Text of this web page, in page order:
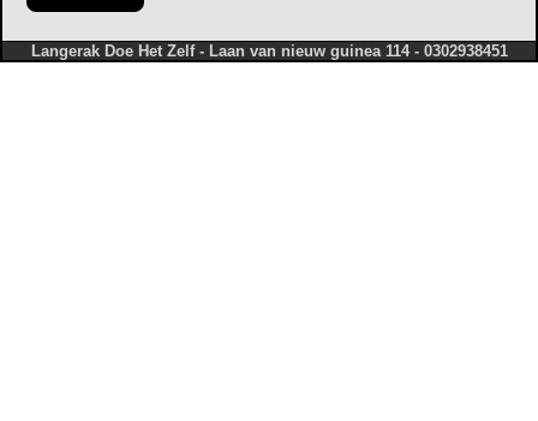
Langerak Doe Het Zelf - Laan van nieuw guinea 114 - 0302938451